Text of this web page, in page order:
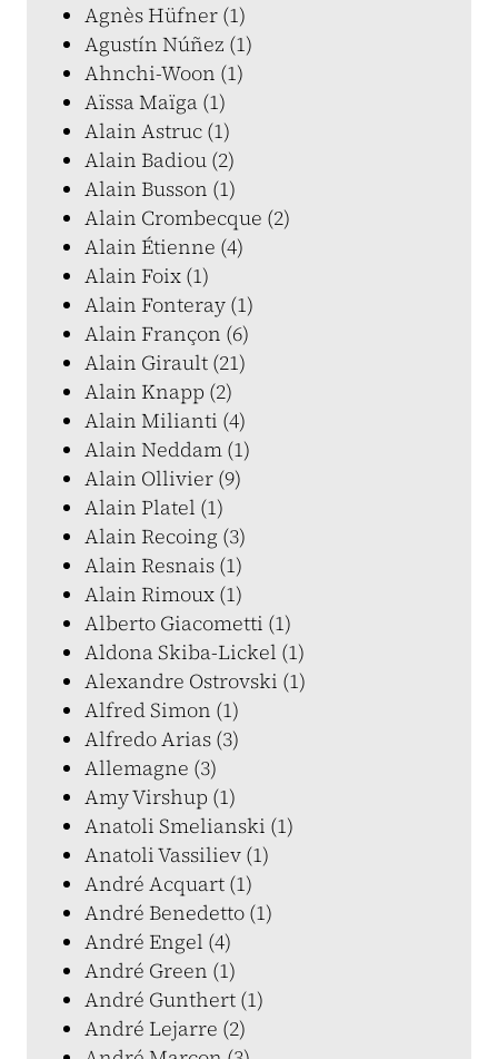
Agnès Hüfner (1)
Agustín Núñez (1)
Ahnchi-Woon (1)
Aïssa Maïga (1)
Alain Astruc (1)
Alain Badiou (2)
Alain Busson (1)
Alain Crombecque (2)
Alain Étienne (4)
Alain Foix (1)
Alain Fonteray (1)
Alain Françon (6)
Alain Girault (21)
Alain Knapp (2)
Alain Milianti (4)
Alain Neddam (1)
Alain Ollivier (9)
Alain Platel (1)
Alain Recoing (3)
Alain Resnais (1)
Alain Rimoux (1)
Alberto Giacometti (1)
Aldona Skiba-Lickel (1)
Alexandre Ostrovski (1)
Alfred Simon (1)
Alfredo Arias (3)
Allemagne (3)
Amy Virshup (1)
Anatoli Smelianski (1)
Anatoli Vassiliev (1)
André Acquart (1)
André Benedetto (1)
André Engel (4)
André Green (1)
André Gunthert (1)
André Lejarre (2)